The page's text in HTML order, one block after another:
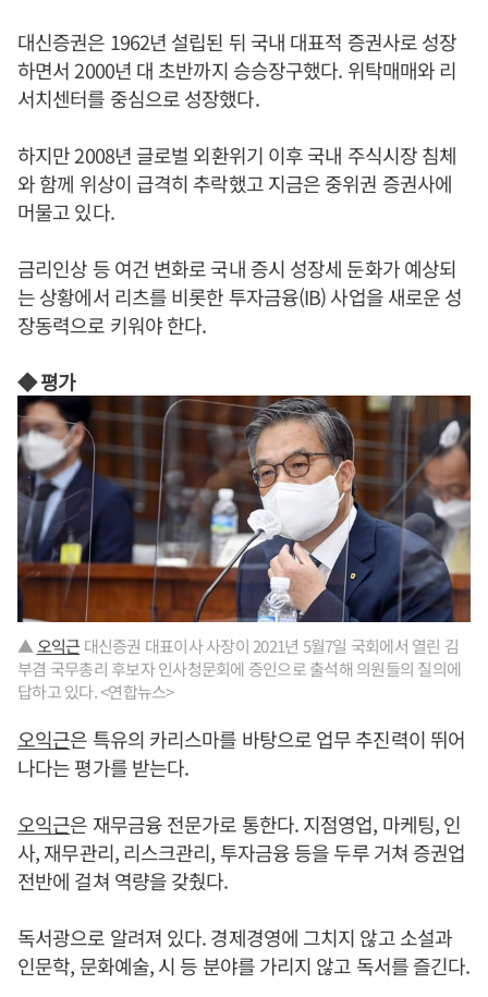
대신증권은 1962년 설립된 뒤 국내 대표적 증권사로 성장
하면서 2000년 대 초반까지 승승장구했다. 위탁매매와 리
서치센터를 중심으로 성장했다.
하지만 2008년 글로벌 외환위기 이후 국내 주식시장 침체
와 함께 위상이 급격히 추락했고 지금은 중위권 증권사에
머물고 있다.
금리인상 등 여건 변화로 국내 증시 성장세 둔화가 예상되
는 상황에서 리츠를 비롯한 투자금융(IB) 사업을 새로운 성
장동력으로 키워야 한다.
◆ 평가
▲오익근 대신증권 대표이사 사장이 2021년 5월7일 국회에서 열린 김
부겸 국무총리 후보자 인사청문회에 증인으로 출석해 의원들의 질의에
답하고 있다. <연합뉴스>
오익근은 특유의 카리스마를 바탕으로 업무 추진력이 뛰어
나다는 평가를 받는다.
오익근은 재무금융 전문가로 통한다. 지점영업, 마케팅, 인
사, 재무관리, 리스크관리, 투자금융 등을 두루 거쳐 증권업
전반에 걸쳐 역량을 갖췄다.
독서광으로 알려져 있다. 경제경영에 그치지 않고 소설과
인문학, 문화예술, 시 등 분야를 가리지 않고 독서를 즐긴다.